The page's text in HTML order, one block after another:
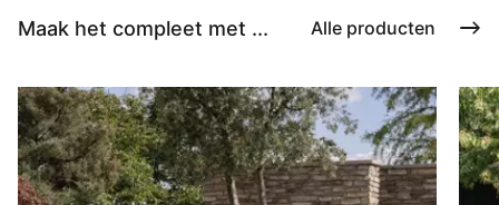
Maak het compleet met ... Alle producten